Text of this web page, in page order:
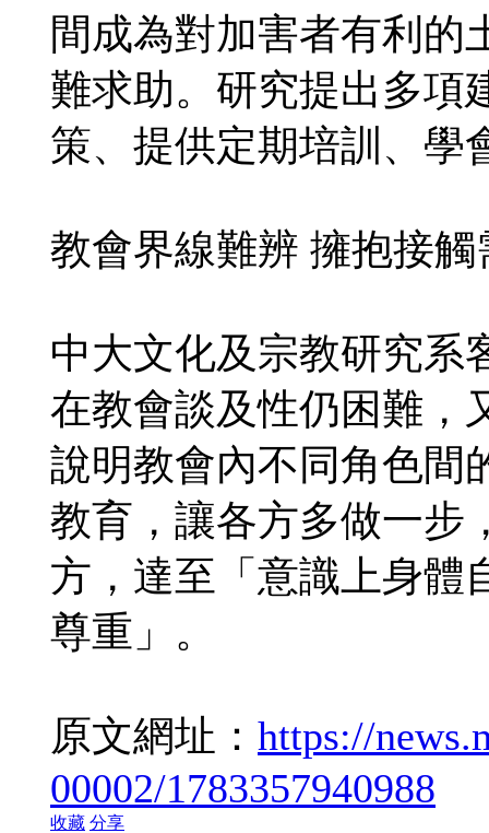
間成為對加害者有利的
難求助。研究提出多項
策、提供定期培訓、學
教會界線難辨 擁抱接觸
中大文化及宗教研究系
在教會談及性仍困難，
說明教會內不同角色間
教育，讓各方多做一步
方，達至「意識上身體
尊重」。
原文網址： https://
00002/1783357940988
收藏 分享